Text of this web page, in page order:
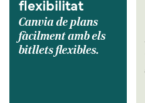
flexibilitat
Canvia de plans
fàcilment amb els
bitllets flexibles.